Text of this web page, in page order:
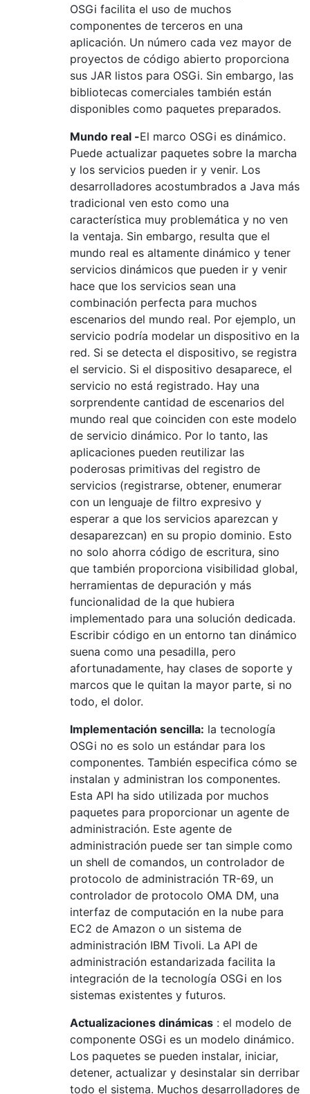
OSGi facilita el uso de muchos
componentes de terceros en una
aplicación. Un número cada vez mayor de
proyectos de código abierto proporciona
sus JAR listos para OSGi. Sin embargo, las
bibliotecas comerciales también están
disponibles como paquetes preparados.
Mundo real -El marco OSGi es dinámico.
Puede actualizar paquetes sobre la marcha
y los servicios pueden ir y venir. Los
desarrolladores acostumbrados a Java más
tradicional ven esto como una
característica muy problemática y no ven
la ventaja. Sin embargo, resulta que el
mundo real es altamente dinámico y tener
servicios dinámicos que pueden ir y venir
hace que los servicios sean una
combinación perfecta para muchos
escenarios del mundo real. Por ejemplo, un
servicio podría modelar un dispositivo en la
red. Si se detecta el dispositivo, se registra
el servicio. Si el dispositivo desaparece, el
servicio no está registrado. Hay una
sorprendente cantidad de escenarios del
mundo real que coinciden con este modelo
de servicio dinámico. Por lo tanto, las
aplicaciones pueden reutilizar las
poderosas primitivas del registro de
servicios (registrarse, obtener, enumerar
con un lenguaje de filtro expresivo y
esperar a que los servicios aparezcan y
desaparezcan) en su propio dominio. Esto
no solo ahorra código de escritura, sino
que también proporciona visibilidad global,
herramientas de depuración y más
funcionalidad de la que hubiera
implementado para una solución dedicada.
Escribir código en un entorno tan dinámico
suena como una pesadilla, pero
afortunadamente, hay clases de soporte y
marcos que le quitan la mayor parte, si no
todo, el dolor.
Implementación sencilla: la tecnología
OSGi no es solo un estándar para los
componentes. También especifica cómo se
instalan y administran los componentes.
Esta API ha sido utilizada por muchos
paquetes para proporcionar un agente de
administración. Este agente de
administración puede ser tan simple como
un shell de comandos, un controlador de
protocolo de administración TR-69, un
controlador de protocolo OMA DM, una
interfaz de computación en la nube para
EC2 de Amazon o un sistema de
administración IBM Tivoli. La API de
administración estandarizada facilita la
integración de la tecnología OSGi en los
sistemas existentes y futuros.
Actualizaciones dinámicas : el modelo de
componente OSGi es un modelo dinámico.
Los paquetes se pueden instalar, iniciar,
detener, actualizar y desinstalar sin derribar
todo el sistema. Muchos desarrolladores de